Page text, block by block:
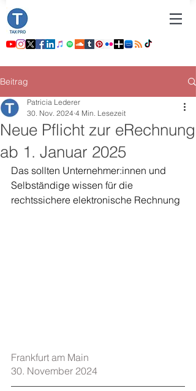
Beitrag
Neue Pflicht zur eRechnung
ab 1. Januar 2025
Patricia Lederer
30. Nov. 2024 4 Min. Lesezeit
Das sollten Unternehmer:innen und
Selbständige wissen für die
rechtssichere elektronische Rechnung
Frankfurt am Main
30. November 2024